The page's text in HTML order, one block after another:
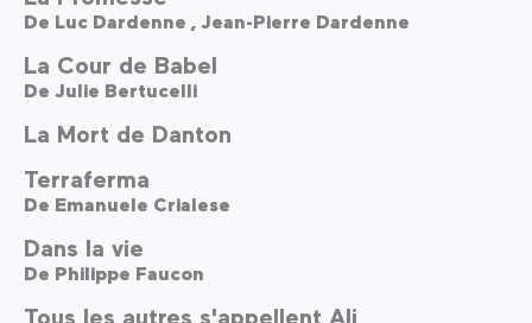
De Luc Dardenne , Jean-Pierre Dardenne
La Cour de Babel
De Julie Bertucelli
La Mort de Danton
Terraferma
De Emanuele Crialese
Dans la vie
De Philippe Faucon
Tous les autres s'appellent Ali